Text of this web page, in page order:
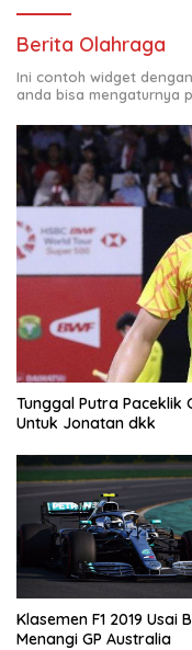
Berita Olahraga
Ini contoh widget
anda bisa mengaturnya
Tunggal Putra Paceklik
Untuk Jonatan dkk
Klasemen F1 2019 Usai
Menangi GP Australia